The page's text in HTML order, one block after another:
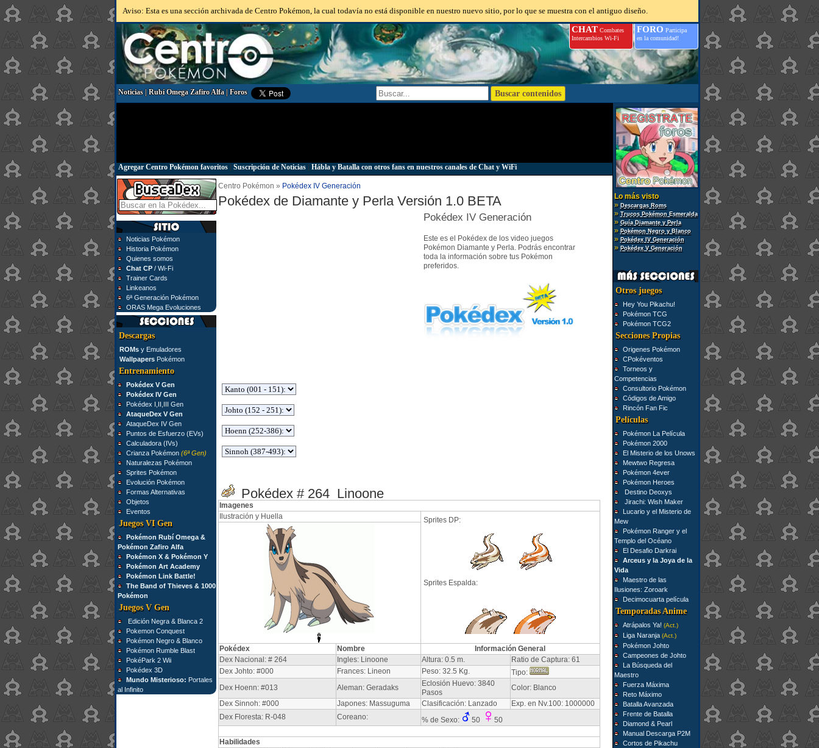
Aviso: Esta es una sección archivada de Centro Pokémon, la cual todavía no está disponible en nuestro nuevo sitio, por lo que se muestra con el antiguo diseño.
FORO Participa
en la comunidad!
CHATCombates
Intercambios Wi-Fi
Noticias|Rubí Omega Zafiro Alfa|Foros
Agregar Centro Pokémon favoritos| Suscripción de Noticias| Hábla y Batalla con otros fans en nuestros canales de Chat y WiFi
Lo más visto
» Descargas Roms
» Trucos Pokémon Esmeralda
» Guía Diamante y Perla
» Pokémon Negro y Blanco
» Pokédex IV Generación
» Pokédex V Generación
Otros juegos
Hey You Pikachu!
Pokémon TCG
Pokémon TCG2
Secciones Propias
Origenes Pokémon
CPokéventos
Torneos y
Competencias
Consultorio Pokémon
Códigos de Amigo
Rincón Fan Fic
Películas
Pokémon La Película
Pokémon 2000
El Misterio de los Unows
Mewtwo Regresa
Pokémon 4ever
Pokémon Heroes
Destino Deoxys
Jirachi: Wish Maker
Lucario y el Misterio de
Mew
Pokémon Ranger y el
Templo del Océano
El Desafio Darkrai
Arceus y la Joya de la
Vida
Maestro de las
Ilusiones: Zoroark
Decimocuarta película
Temporadas Anime
Atrápalos Ya! (Act.)
Liga Naranja (Act.)
Pokémon Johto
Campeones de Johto
La Búsqueda del
Maestro
Fuerza Máxima
Reto Máximo
Batalla Avanzada
Frente de Batalla
Diamond & Pearl
Manual Descarga P2M
Cortos de Pikachu
Noticias Pokémon
Historia Pokémon
Quienes somos
Chat CP/ Wi-Fi
Trainer Cards
Linkeanos
6ª Generación Pokémon
ORAS Mega Evoluciones
Descargas
ROMsy Emuladores
WallpapersPokémon
Entrenamiento
Pokédex V Gen
Pokédex IV Gen
Pokédex I,II,III Gen
AtaqueDex V Gen
AtaqueDex IV Gen
Puntos de Esfuerzo (EVs)
Calculadora (IVs)
Crianza Pokémon (6ª Gen)
Naturalezas Pokémon
Sprites Pokémon
Evolución Pokémon
Formas Alternativas
Objetos
Eventos
Juegos VI Gen
Pokémon Rubí Omega &
Pokémon Zafiro Alfa
Pokémon X & Pokémon Y
Pokémon Art Academy
Pokémon Link Battle!
The Band of Thieves & 1000
Pokémon
Juegos V Gen
Edición Negra & Blanca 2
Pokemon Conquest
Pokémon Negro & Blanco
Pokémon Rumble Blast
PokéPark 2 Wii
Pokédex 3D
Mundo Misterioso: Portales
al Infinito
Centro Pokémon » Pokédex IV Generación
Pokédex de Diamante y Perla Versión 1.0 BETA
Pokédex IV Generación
Este es el Pokédex de los video juegos
Pokémon Diamante y Perla. Podrás encontrar
toda la información sobre tus Pokémon
preferidos.
Pokédex # 264 Linoone
Imagenes
Ilustración y Huella
Sprites DP:
Sprites Espalda:
Pokédex Nombre
Información General
Dex Nacional: # 264
Ingles: Linoone Altura: 0.5 m.
Ratio de Captura: 61
Dex Johto: #000
Frances: Lineon Peso: 32.5 Kg.
Tipo:
Dex Hoenn: #013
Aleman: Geradaks
Eclosión Huevo: 3840
Pasos
Color: Blanco
Dex Sinnoh: #000
Japones: Massuguma Clasificación: Lanzado
Exp. en Nv.100: 1000000
Dex Floresta: R-048
Coreano: % de Sexo: 50 50
Habilidades